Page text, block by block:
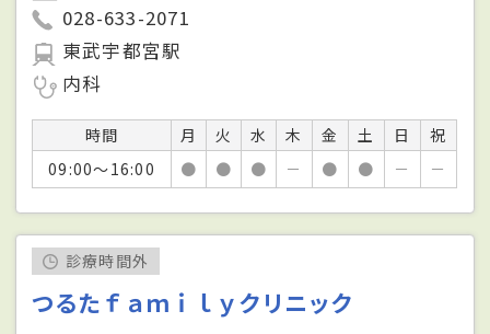
028-633-2071
東武宇都宮駅
内科
時間 月 火 水 木 金 土 日
祝
09:00～16:00
● ● ● － ● ● － －
診療時間外
つるたｆａｍｉｌｙクリニック